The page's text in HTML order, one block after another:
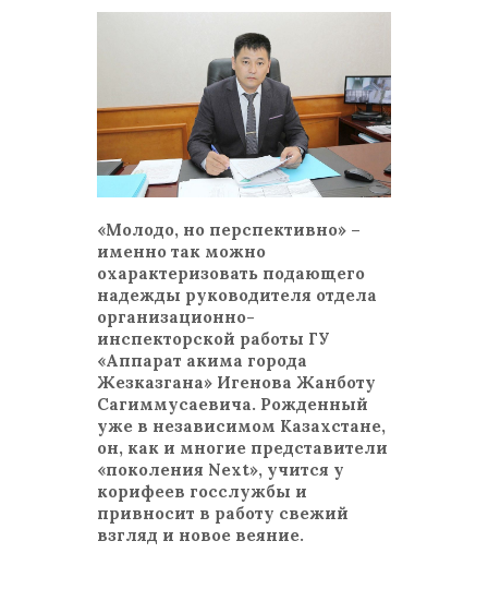
«Молодо, но перспективно» –
именно так можно
охарактеризовать подающего
надежды руководителя отдела
организационно-
инспекторской работы ГУ
«Аппарат акима города
Жезказгана» Игенова Жанботу
Сагиммусаевича. Рожденный
уже в независимом Казахстане,
он, как и многие представители
«поколения Next», учится у
корифеев госслужбы и
привносит в работу свежий
взгляд и новое веяние.